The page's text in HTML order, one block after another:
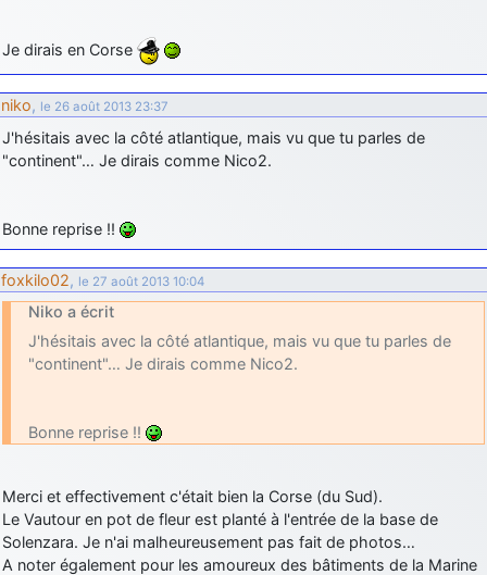
Je dirais en Corse
niko, le 26 août 2013 23:37
J'hésitais avec la côté atlantique, mais vu que tu parles de
"continent"… Je dirais comme Nico2.
Bonne reprise !!
foxkilo02, le 27 août 2013 10:04
Niko a écrit
J'hésitais avec la côté atlantique, mais vu que tu parles de
"continent"… Je dirais comme Nico2.
Bonne reprise !!
Merci et effectivement c'était bien la Corse (du Sud).
Le Vautour en pot de fleur est planté à l'entrée de la base de
Solenzara. Je n'ai malheureusement pas fait de photos…
A noter également pour les amoureux des bâtiments de la Marine